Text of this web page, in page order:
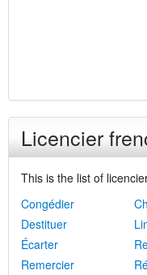
Licencier
This is the list of
Congédier
Destituer
Écarter
Remercier